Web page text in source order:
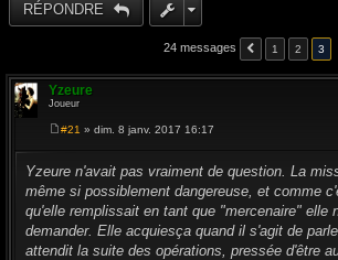
RÉPONDRE
24 messages 1 2 3
Yzeure
Joueur
s
a
e
#21 » dim. 8 janv. 2017 16:17
Yzeure n'avait pas vraiment de question. La
même si possiblement dangereuse, et comme
qu'elle remplissait en tant que "mercenaire" elle
demander. Elle acquiesça quand il s'agit de
attendit la suite des opérations, pressée d'être